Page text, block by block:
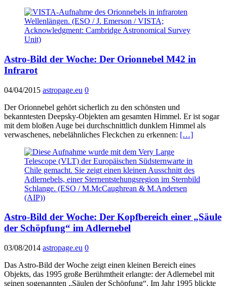
Astro-Bild der Woche: Der Orionnebel M42 in
Infrarot
04/04/2015 astropage.eu 0
Der Orionnebel gehört sicherlich zu den schönsten und
bekanntesten Deepsky-Objekten am gesamten Himmel. Er ist sogar
mit dem bloßen Auge bei durchschnittlich dunklem Himmel als
verwaschenes, nebelähnliches Fleckchen zu erkennen: […]
Astro-Bild der Woche: Der Kopfbereich einer „Säule
der Schöpfung“ im Adlernebel
03/08/2014 astropage.eu 0
Das Astro-Bild der Woche zeigt einen kleinen Bereich eines
Objekts, das 1995 große Berühmtheit erlangte: der Adlernebel mit
seinen sogenannten „Säulen der Schöpfung“. Im Jahr 1995 blickte